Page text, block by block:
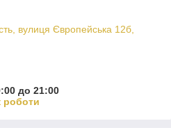
вулиця Європейська 12б,
до 21:00
роботи